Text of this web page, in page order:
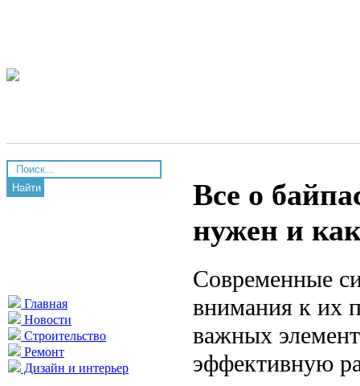
Найти
Главная
Новости
Строительство
Ремонт
Дизайн и интерьер
Все о
нужен и
Современные
внимания к их
важных
эффективную